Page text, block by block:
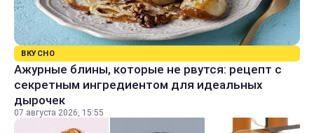
ВКУСНО
Ажурные блины, которые не рвутся: рецепт с
секретным ингредиентом для идеальных
дырочек
07 августа 2026, 15:55